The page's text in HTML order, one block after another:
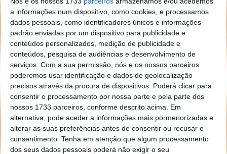
a informações num dispositivo, como cookies, e processamos
dados pessoais, como identificadores únicos e informações
padrão enviadas por um dispositivo para publicidade e
conteúdos personalizados, medição de publicidade e
conteúdos, pesquisa de audiências e desenvolvimento de
serviços. Com a sua permissão, nós e os nossos parceiros
poderemos usar identificação e dados de geolocalização
precisos através da procura de dispositivos. Poderá clicar para
consentir o processamento por nossa parte e pela parte dos
nossos 1733 parceiros, conforme descrito acima. Em
alternativa, pode aceder a informações mais pormenorizadas e
alterar as suas preferências antes de consentir ou recusar o
consentimento. Tenha em atenção que algum processamento
dos seus dados pessoais poderá não exigir o seu
o Wine Staging e deem o vosso feedback.
Este artigo tem mais de um ano
Acompanhe o Pplware no Google Notícias
Proponha uma correção, faça uma sugestão